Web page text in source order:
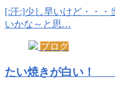
[:汗:]少し早いけど・・・
いかな～と思…
ブログ
たい焼きが白い